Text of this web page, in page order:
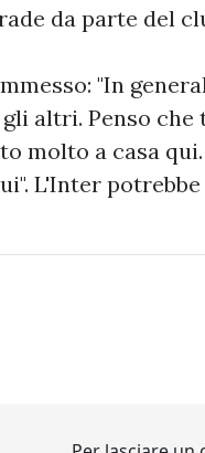
da parte del
"In
altri. Penso
molto a casa
L'Inter